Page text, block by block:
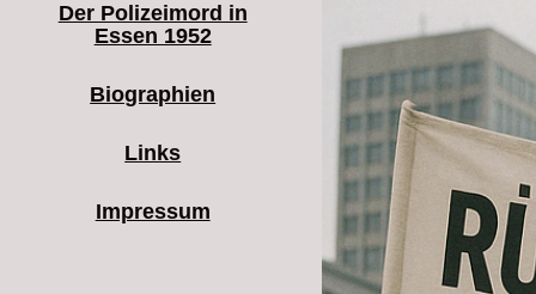
Der Polizeimord in
Essen 1952
Biographien
Links
Impressum